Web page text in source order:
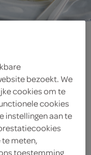
bezoekt. We
cookies om te
cookies
instellingen aan te
te meten,
toestemming